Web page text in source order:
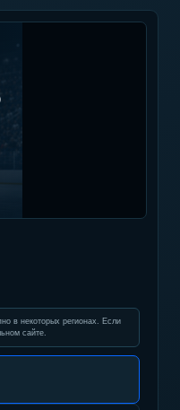
в некоторых регионах. Если
сайте.